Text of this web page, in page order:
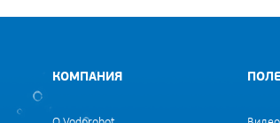
КОМПАНИЯ